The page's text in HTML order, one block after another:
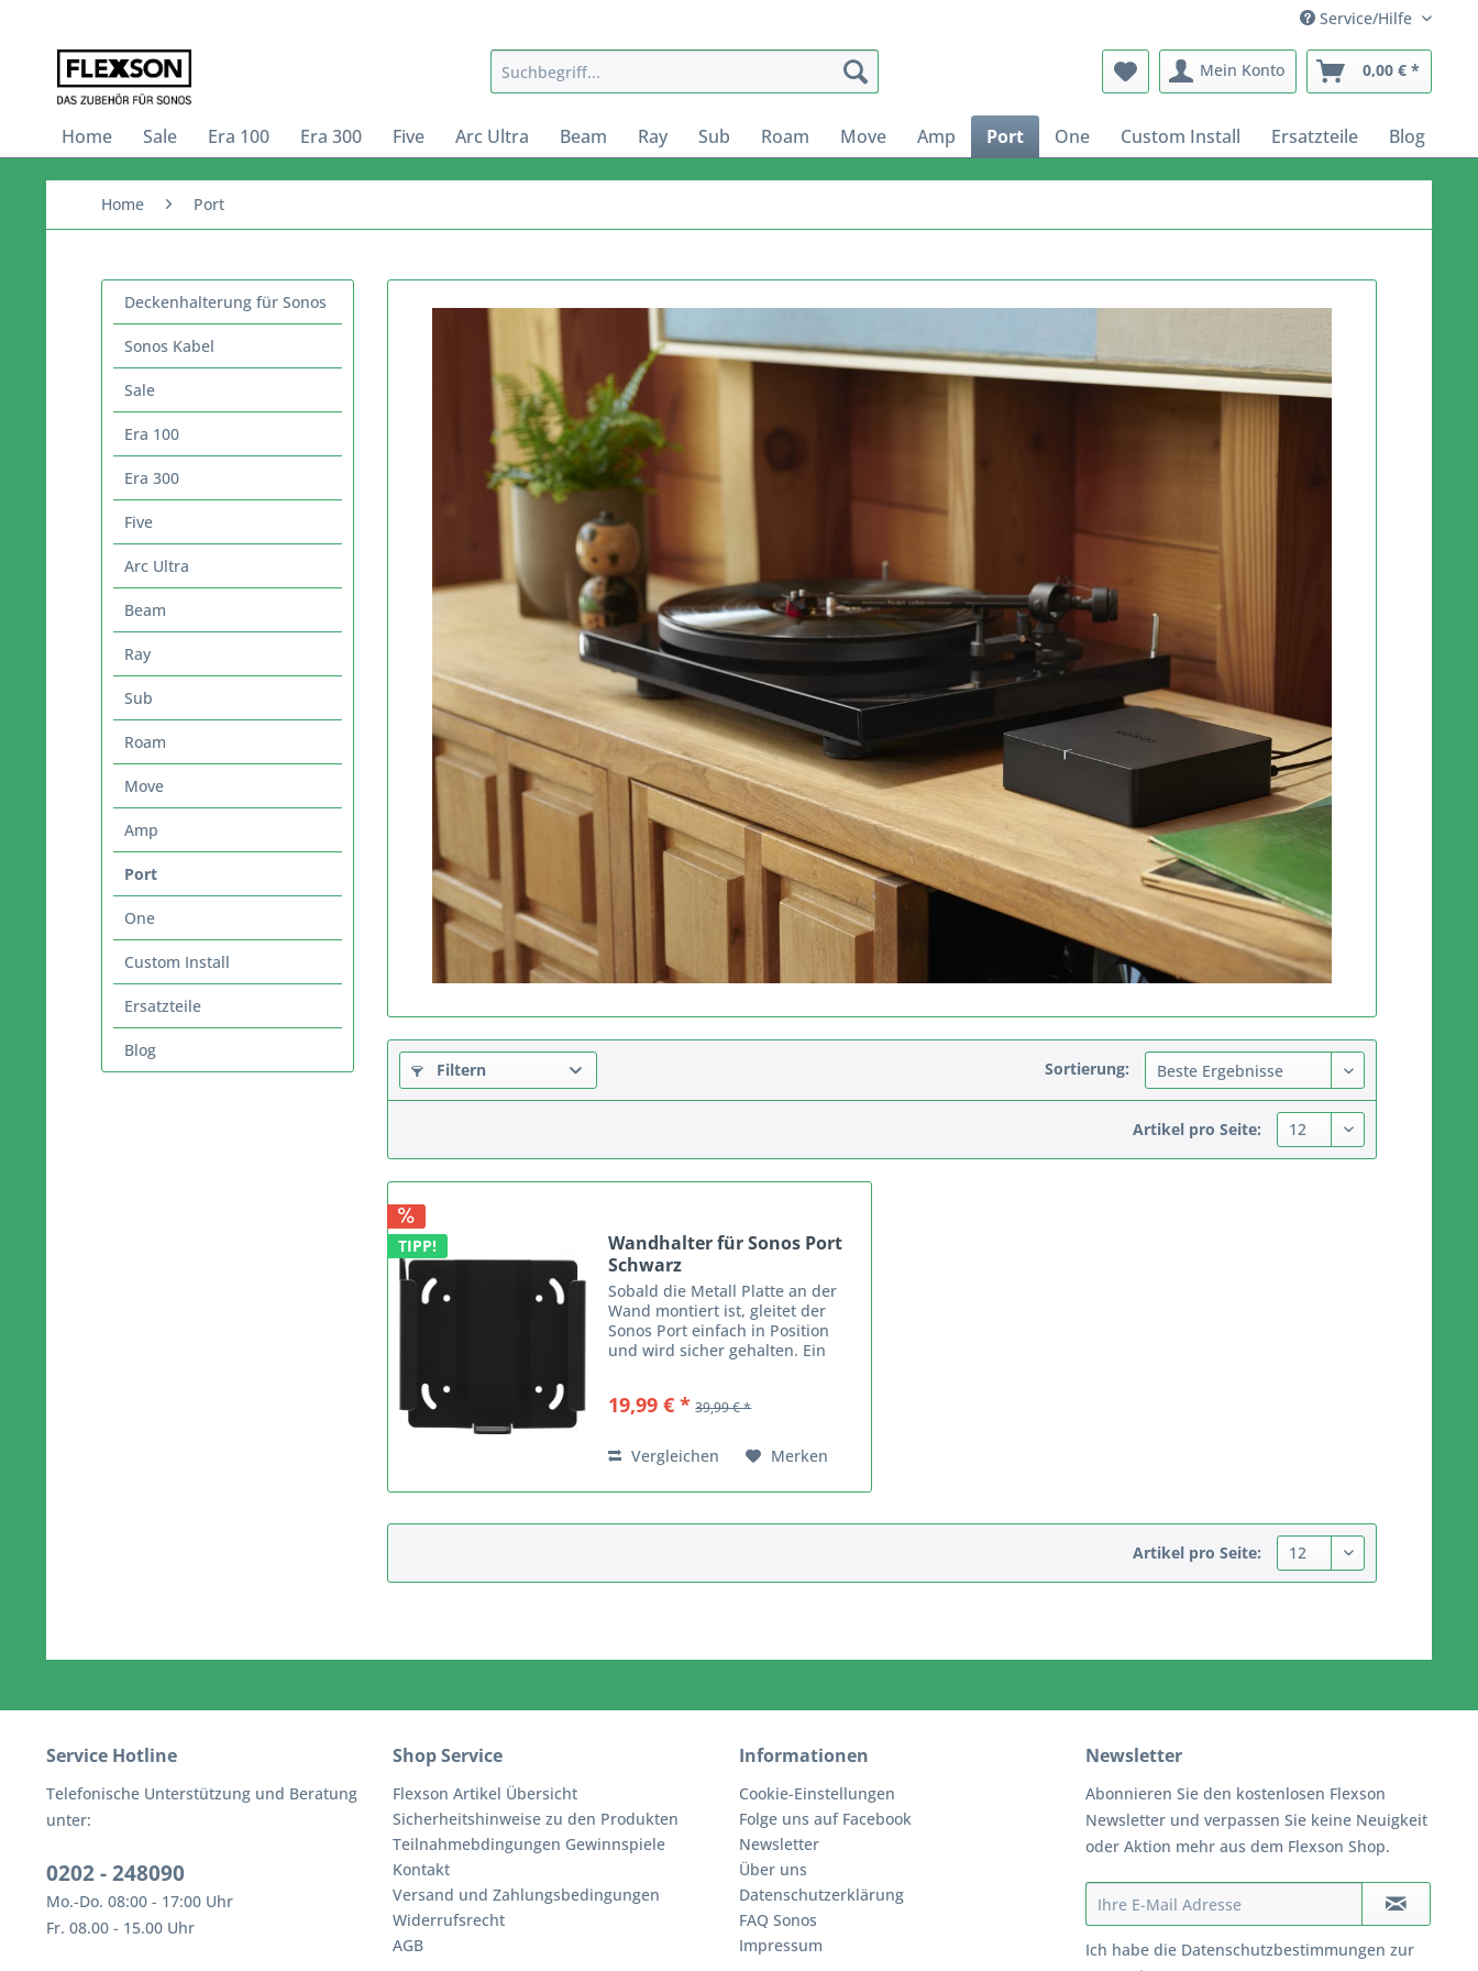
Service/Hilfe
Mein Konto 0,00 € *
Home Sale Era 100 Era 300 Five Arc Ultra Beam Ray Sub Roam Move Amp Port One Custom Install Ersatzteile Blog
Home Port
Deckenhalterung für Sonos
Sonos Kabel
Sale
Era 100
Era 300
Five
Arc Ultra
Beam
Ray
Sub
Roam
Move
Amp
Port
One
Custom Install
Ersatzteile
Blog
Filtern
Sortierung:
Artikel pro Seite:
TIPP!
Wandhalter für Sonos Port
Schwarz
Sobald die Metall Platte an der
Wand montiert ist, gleitet der
Sonos Port einfach in Position
und wird sicher gehalten. Ein
angebracht werden, um eine
19,99 € * 39,99 € *
Vergleichen Merken
Artikel pro Seite:
Service Hotline
Telefonische Unterstützung und Beratung
unter:
0202 - 248090
Mo.-Do. 08:00 - 17:00 Uhr
Fr. 08.00 - 15.00 Uhr
Shop Service
Flexson Artikel Übersicht
Sicherheitshinweise zu den Produkten
Teilnahmebdingungen Gewinnspiele
Kontakt
Versand und Zahlungsbedingungen
Widerrufsrecht
AGB
Informationen
Cookie-Einstellungen
Folge uns auf Facebook
Newsletter
Über uns
Datenschutzerklärung
FAQ Sonos
Impressum
Newsletter
Abonnieren Sie den kostenlosen Flexson
Newsletter und verpassen Sie keine Neuigkeit
oder Aktion mehr aus dem Flexson Shop.
Ich habe die Datenschutzbestimmungen zur